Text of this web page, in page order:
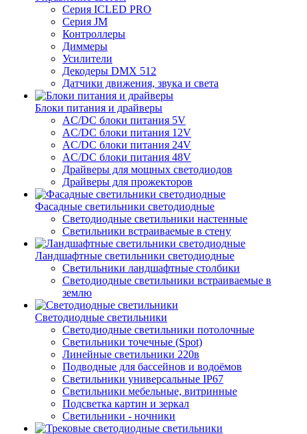
Серия ICLED PRO
Серия JM
Контроллеры
Диммеры
Усилители
Декодеры DMX 512
Датчики движения, звука и света
Блоки питания и драйверы
AC/DC блоки питания 5V
AC/DC блоки питания 12V
AC/DC блоки питания 24V
AC/DC блоки питания 48V
Драйверы для мощных светодиодов
Драйверы для прожекторов
Фасадные светильники светодиодные
Светодиодные светильники настенные
Светильники встраиваемые в стену
Ландшафтные светильники светодиодные
Светильники ландшафтные столбики
Светодиодные светильники встраиваемые в
землю
Светодиодные светильники
Светодиодные светильники потолочные
Светильники точечные (Spot)
Линейные светильники 220в
Подводные для бассейнов и водоёмов
Светильники универсальные IP67
Светильники мебельные, витринные
Подсветка картин и зеркал
Светильники - ночники